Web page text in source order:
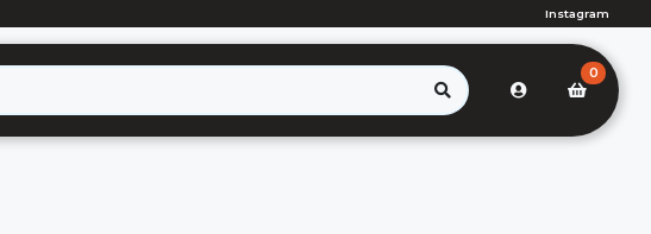
Instagram
0